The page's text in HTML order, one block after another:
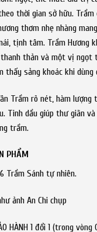
thời gian sở hữu. Trầm
thơm nhẹ nhàng
tịnh tâm. Trầm Hương
thản và một vị ngọt
thấy sảng khoác khi dùng
Trầm rõ nét, hàm lượng
Tinh dầu giúp thư giãn
trầm.
PHẨM
Trầm Sánh tự nhiên.
ảnh An Chi chụp
HÀNH 1 đổi 1 (trong